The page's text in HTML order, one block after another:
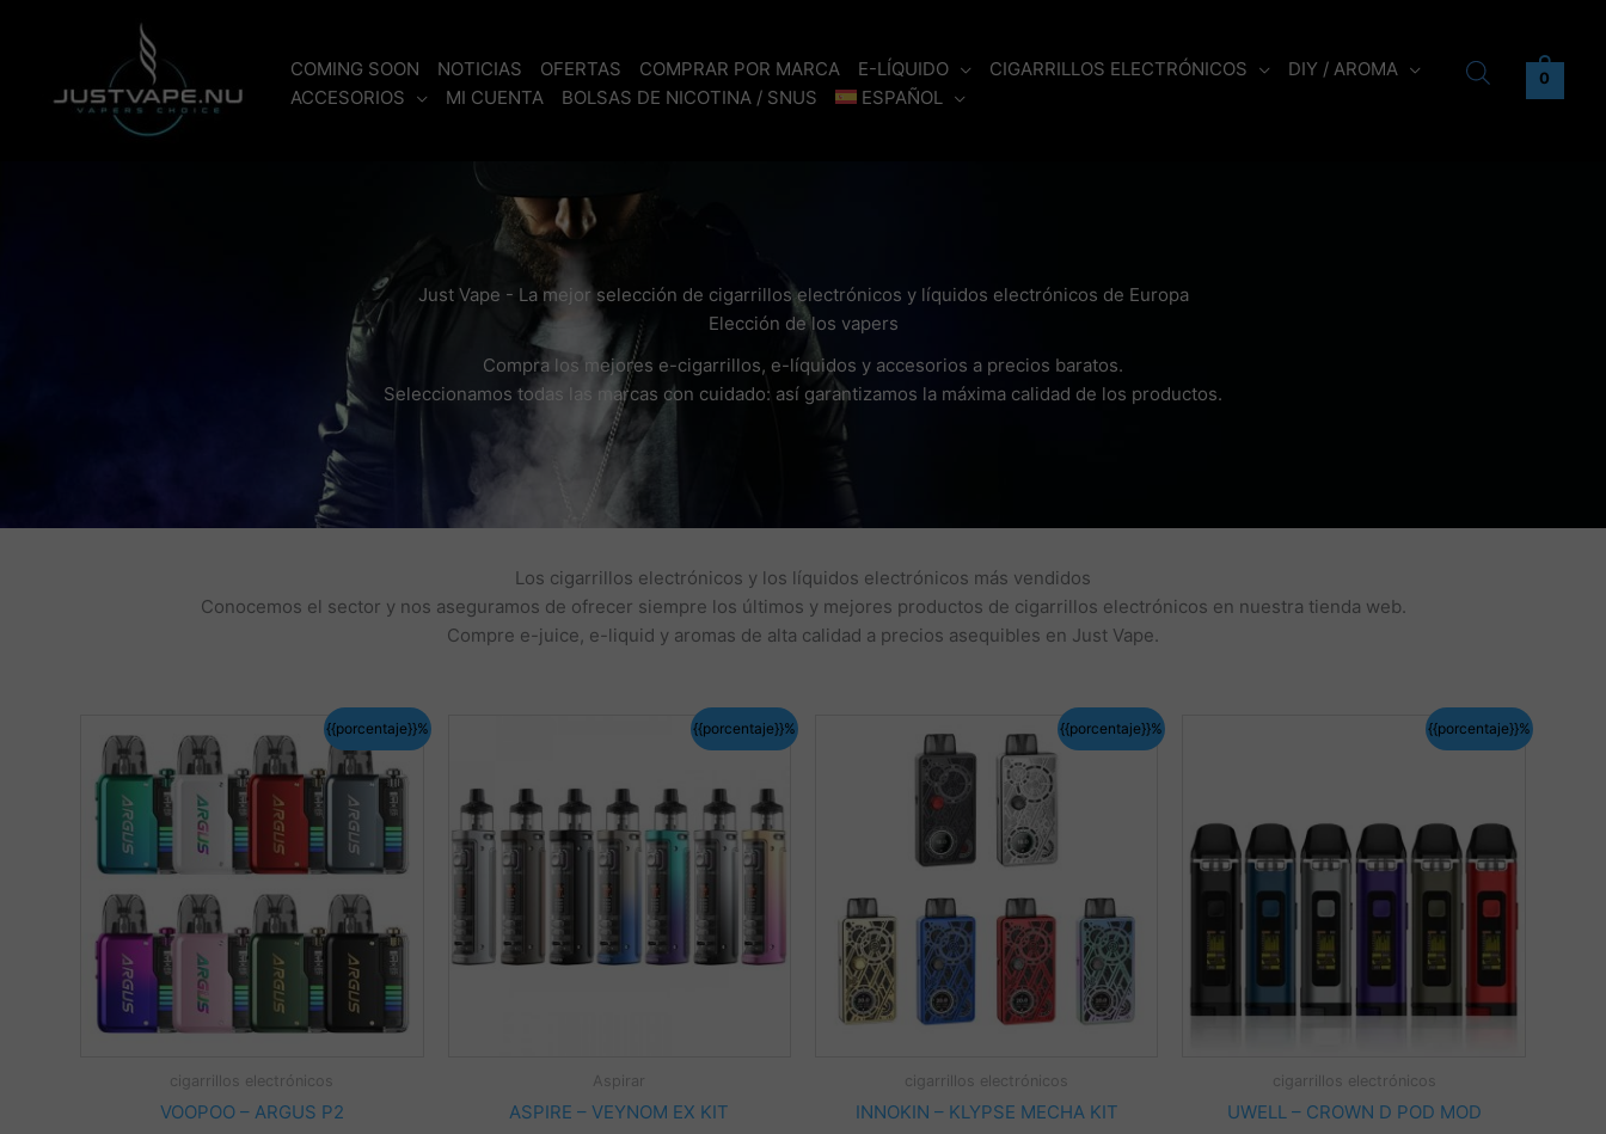
COMING SOON NOTICIAS OFERTAS COMPRAR POR MARCA E-LÍQUIDO CIGARRILLOS ELECTRÓNICOS
DIY / AROMA
ACCESORIOS
MI CUENTA BOLSAS DE NICOTINA / SNUS ESPAÑOL
0
Just Vape - La mejor selección de cigarrillos electrónicos y líquidos electrónicos de Europa
Elección de los vapers
Compra los mejores e-cigarrillos, e-líquidos y accesorios a precios baratos.
Seleccionamos todas las marcas con cuidado: así garantizamos la máxima calidad de los productos.
Los cigarrillos electrónicos y los líquidos electrónicos más vendidos
Conocemos el sector y nos aseguramos de ofrecer siempre los últimos y mejores productos de cigarrillos electrónicos en nuestra tienda web.
Compre e-juice, e-liquid y aromas de alta calidad a precios asequibles en Just Vape.
{{porcentaje}}%
cigarrillos electrónicos
VOOPOO – ARGUS P2
{{porcentaje}}%
Aspirar
ASPIRE – VEYNOM EX KIT
{{porcentaje}}%
cigarrillos electrónicos
INNOKIN – KLYPSE MECHA KIT
{{porcentaje}}%
cigarrillos electrónicos
UWELL – CROWN D POD MOD